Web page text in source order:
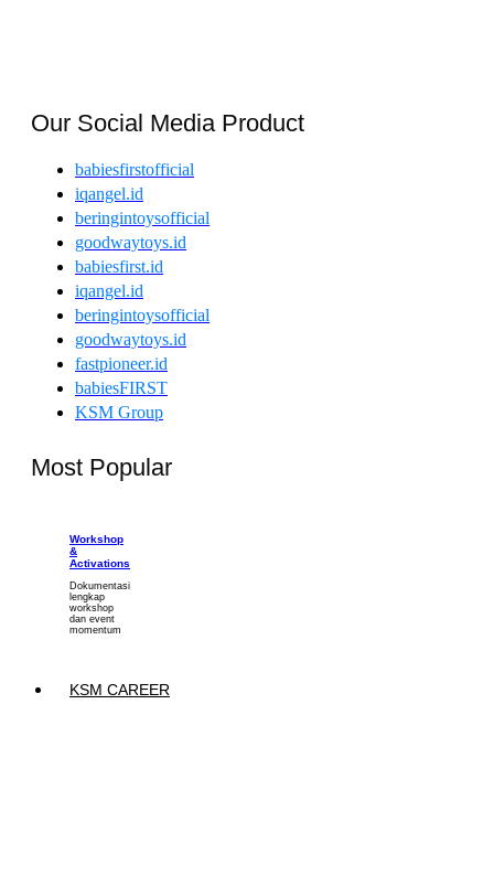
Workshop
&
Activations
Dokumentasi
lengkap
workshop
dan event
momentum
KSM CAREER
Our Social Media Product
babiesfirstofficial
iqangel.id
beringintoysofficial
goodwaytoys.id
babiesfirst.id
iqangel.id
beringintoysofficial
goodwaytoys.id
fastpioneer.id
babiesFIRST
KSM Group
Most Popular